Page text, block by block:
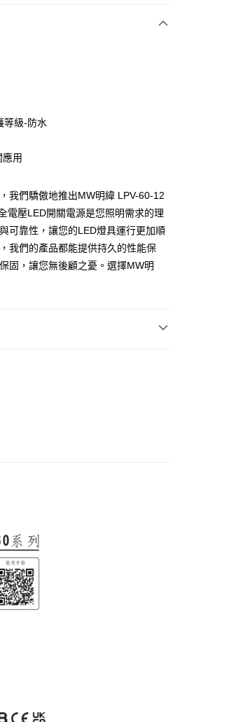
含以上)免運費
等級-防水
用
我們驕傲地推出MW明緯 LPV-60-12
電壓LED開關電源是您照明需求的理
可靠性，讓您的LED燈具運行更加順
我們的產品都能提供持久的性能保
固，讓您無後顧之憂。選擇MW明